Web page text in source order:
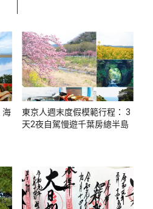
海
東京人週末度假模範行程： 3
天2夜自駕慢遊千葉房總半島